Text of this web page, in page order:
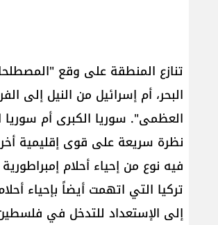
تنازع المنطقة على وقع
البحر، أم إسرائيل من النيل إلى
العظمى". سوريا الكبرى أم سوريا
نظرة سريعة على قوى إقليمية
فيه نوع من إحياء أحلام
تركيا التي اتهمت أيضاً بإحياء
إلى الإستعداد للتدخل في